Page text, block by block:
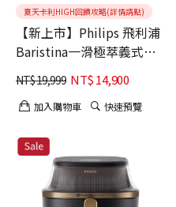
夏天卡利HIGH回饋攻略(詳情請點)
【新上市】Philips 飛利浦
Baristina一滑極萃義式咖
啡機BAR302 贈限量禮盒
組
NT$19,999 NT$14,900
加入購物車 快速預覽